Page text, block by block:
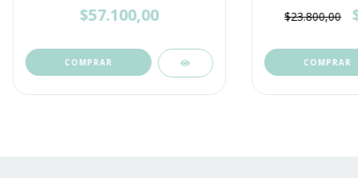
$57.100,00
COMPRAR
$23.800,00
COMPRAR